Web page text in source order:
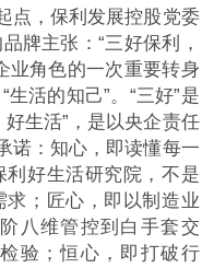
，保利发展控股党委
牌主张：“三好保利，
业角色的一次重要转身
活的知己”。“三好”是
生活”，是以央企责任
诺：知心，即读懂每一
好生活研究院，不是
；匠心，即以制造业
八维管控到白手套交
验；恒心，即打破行